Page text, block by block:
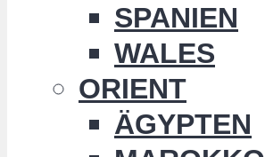
SPANIEN
WALES
ORIENT
ÄGYPTEN